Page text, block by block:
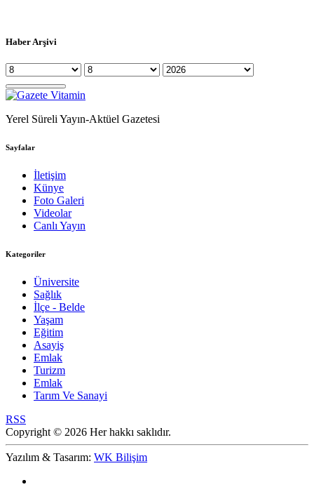
Haber Arşivi
Yerel Süreli Yayın-Aktüel Gazetesi
Sayfalar
İletişim
Künye
Foto Galeri
Videolar
Canlı Yayın
Kategoriler
Üniversite
Sağlık
İlçe - Belde
Yaşam
Eğitim
Asayiş
Emlak
Turizm
Emlak
Tarım Ve Sanayi
RSS
Copyright © 2026 Her hakkı saklıdır.
Yazılım & Tasarım: WK Bilişim